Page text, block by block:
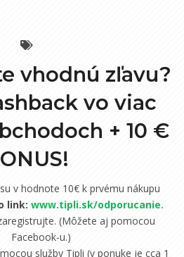
vhodnú zľavu?
vo viac
+ 10 €
v hodnote 10€ k prvému nákupu
link: www.tipli.sk/odporucanie.
(Môžete aj pomocou
Facebook-u.)
služby Tipli (v ponuke je cca 1